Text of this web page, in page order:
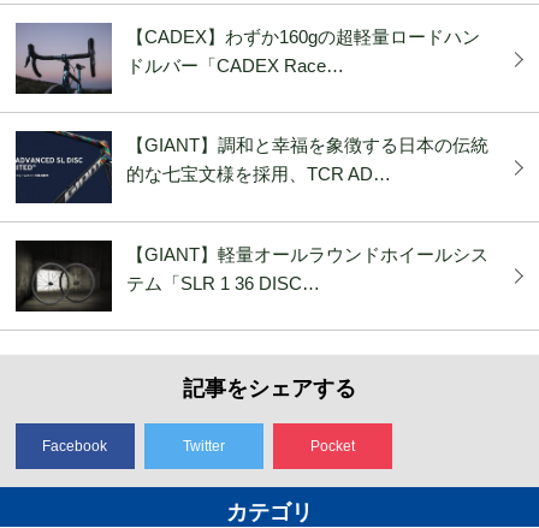
【CADEX】わずか160gの超軽量ロードハン
ドルバー「CADEX Race…
【GIANT】調和と幸福を象徴する日本の伝統
的な七宝文様を採用、TCR AD…
【GIANT】軽量オールラウンドホイールシス
テム「SLR 1 36 DISC…
記事をシェアする
Facebook Twitter Pocket
カテゴリ